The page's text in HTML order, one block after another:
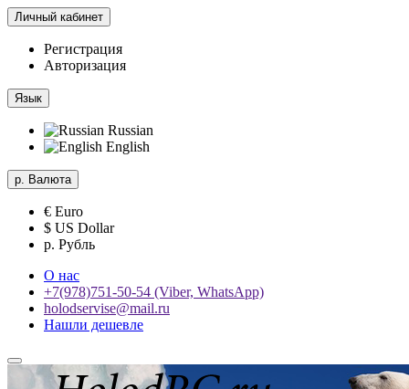
Личный кабинет
Регистрация
Авторизация
Язык
Russian
English
р. Валюта
€ Euro
$ US Dollar
р. Рубль
О нас
+7(978)751-50-54 (Viber, WhatsApp)
holodservise@mail.ru
Нашли дешевле